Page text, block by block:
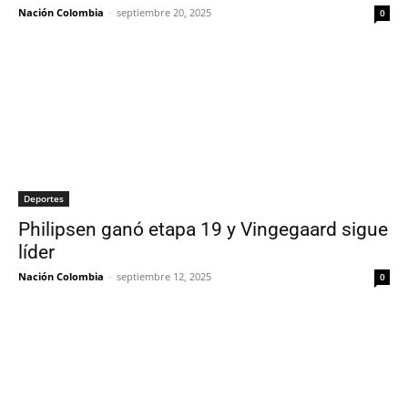
Nación Colombia - septiembre 20, 2025 0
Deportes
Philipsen ganó etapa 19 y Vingegaard sigue
líder
Nación Colombia - septiembre 12, 2025 0